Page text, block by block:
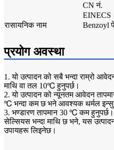
CN नं.
EINECS।
रासायनिक नाम
Benzoyl
प्रयोग अवस्था
1. यो उत्पादन को सबै भन्दा राम्रो
माथि वा तल 10℃ हुनुपर्छ।
2. यो उत्पादन को न्यूनतम आवेदन
℃ भन्दा कम छ भने आवश्यक थर्मल
3. भण्डारण तापमान 30 ℃ कम
सेल्सियस भन्दा माथि छ भने, यस
उपायहरू लिइनेछ।